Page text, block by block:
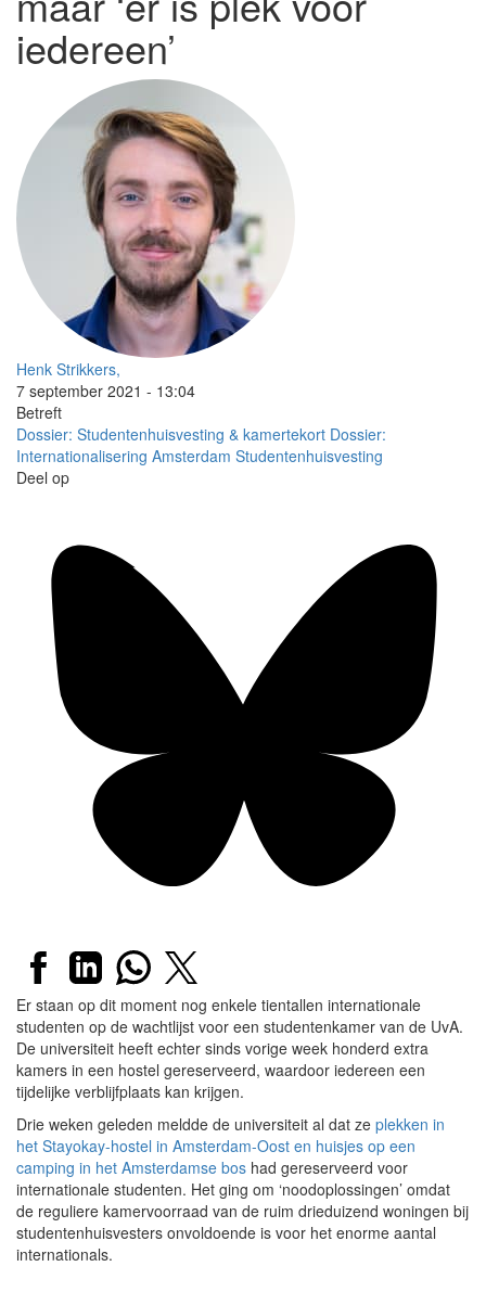
iedereen’
Henk Strikkers,
7 september 2021 - 13:04
Betreft
Dossier: Studentenhuisvesting & kamertekort Dossier:
Internationalisering Amsterdam Studentenhuisvesting
Deel op
Er staan op dit moment nog enkele tientallen internationale
studenten op de wachtlijst voor een studentenkamer van de UvA.
De universiteit heeft echter sinds vorige week honderd extra
kamers in een hostel gereserveerd, waardoor iedereen een
tijdelijke verblijfplaats kan krijgen.
Drie weken geleden meldde de universiteit al dat ze plekken in
het Stayokay-hostel in Amsterdam-Oost en huisjes op een
camping in het Amsterdamse bos had gereserveerd voor
internationale studenten. Het ging om ‘noodoplossingen’ omdat
de reguliere kamervoorraad van de ruim drieduizend woningen bij
studentenhuisvesters onvoldoende is voor het enorme aantal
internationals.